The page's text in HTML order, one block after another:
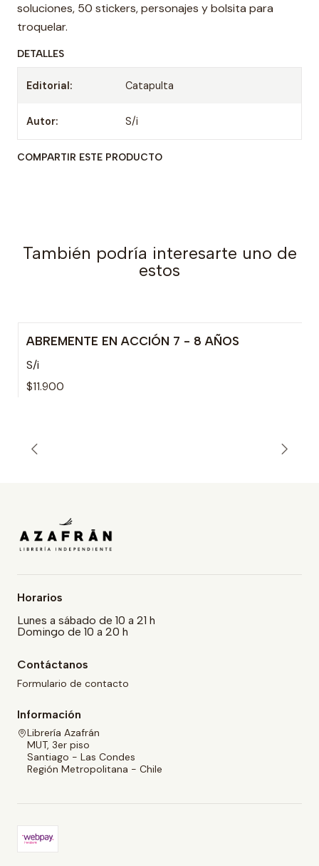
soluciones, 50 stickers, personajes y bolsita para
troquelar.
DETALLES
Editorial: Catapulta
Autor: S/i
COMPARTIR ESTE PRODUCTO
También podría interesarte uno de
estos
ABREMENTE EN ACCIÓN 7 - 8 AÑOS
S/i
$11.900
Horarios
Lunes a sábado de 10 a 21 h
Domingo de 10 a 20 h
Contáctanos
Formulario de contacto
Información
Librería Azafrán
MUT, 3er piso
Santiago - Las Condes
Región Metropolitana - Chile